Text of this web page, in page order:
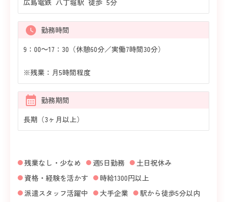
勤務時間
9：00～17：30（休憩60分／実働7時間30分）
※残業：月5時間程度
勤務期間
長期（3ヶ月以上）
残業なし・少なめ 週5日勤務
土日祝休み
資格・経験を活かす
時給1300円以上
派遣スタッフ活躍中
大手企業
駅から徒歩5分以内